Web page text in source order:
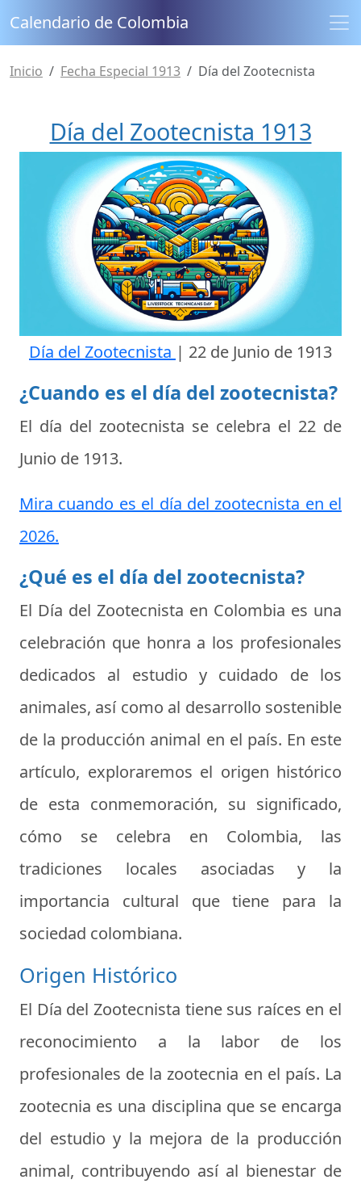
Calendario de Colombia
Inicio Fecha Especial 1913 Día del Zootecnista
Día del Zootecnista 1913
Día del Zootecnista | 22 de Junio de 1913
¿Cuando es el día del zootecnista?
El día del zootecnista se celebra el 22 de
Junio de 1913.
Mira cuando es el día del zootecnista en el
2026.
¿Qué es el día del zootecnista?
El Día del Zootecnista en Colombia es una
celebración que honra a los profesionales
dedicados al estudio y cuidado de los
animales, así como al desarrollo sostenible
de la producción animal en el país. En este
artículo, exploraremos el origen histórico
de esta conmemoración, su significado,
cómo se celebra en Colombia, las
tradiciones locales asociadas y la
importancia cultural que tiene para la
sociedad colombiana.
Origen Histórico
El Día del Zootecnista tiene sus raíces en el
reconocimiento a la labor de los
profesionales de la zootecnia en el país. La
zootecnia es una disciplina que se encarga
del estudio y la mejora de la producción
animal, contribuyendo así al bienestar de